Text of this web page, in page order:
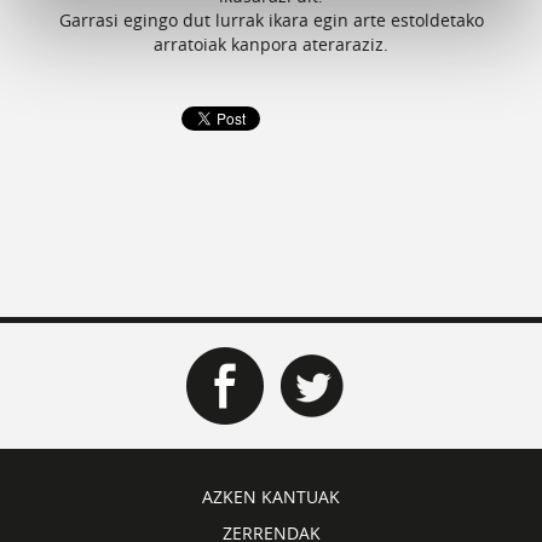
Garrasi egingo dut lurrak ikara egin arte estoldetako
arratoiak kanpora ateraraziz.
AZKEN KANTUAK
ZERRENDAK